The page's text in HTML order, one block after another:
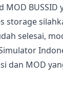
MOD
storage
selesai,
dan MOD